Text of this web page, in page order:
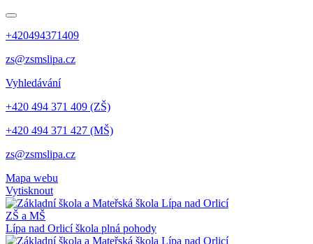
+420494371409
zs@zsmslipa.cz
Vyhledávání
+420 494 371 409 (ZŠ)
+420 494 371 427 (MŠ)
zs@zsmslipa.cz
Mapa webu
Vytisknout
ZŠ a MŠ
Lípa nad Orlicíškola plná pohody